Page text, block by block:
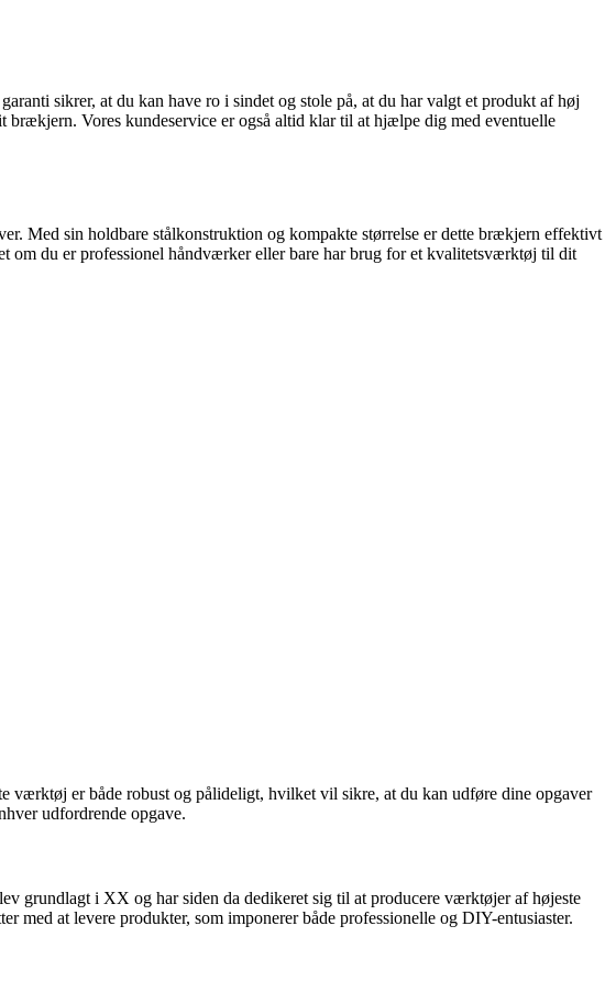
sikrer, at du kan have ro i sindet og stole på, at du har valgt et produkt af høj
Vores kundeservice er også altid klar til at hjælpe dig med eventuelle
Med sin holdbare stålkonstruktion og kompakte størrelse er dette brækjern effektivt
om du er professionel håndværker eller bare har brug for et kvalitetsværktøj til dit
værktøj er både robust og pålideligt, hvilket vil sikre, at du kan udføre dine opgaver
udfordrende opgave.
grundlagt i XX og har siden da dedikeret sig til at producere værktøjer af højeste
at levere produkter, som imponerer både professionelle og DIY-entusiaster.